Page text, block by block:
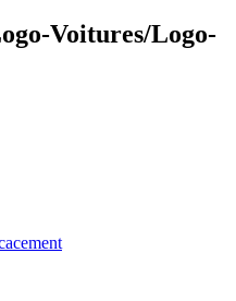
Voitures/Logo-